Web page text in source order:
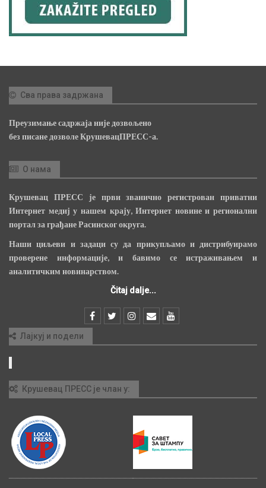
Сва права задржана
Преузимање садржаја није дозвољено
без писане дозволе КрушевацПРЕСС-а.
О нама
Крушевац ПРЕСС је први званично регистрован приватни
Интернет медиј у нашем крају, Интернет новине и регионални
портал за грађане Расинског округа.
Наши циљеви и задаци су да прикупљамо и дистрибуирамо
проверене информације, и бавимо се истраживањем и
аналитичким новинарством.
Čitaj dalje...
Лајкуј и подели
Крушевац ПРЕСС је члан у: